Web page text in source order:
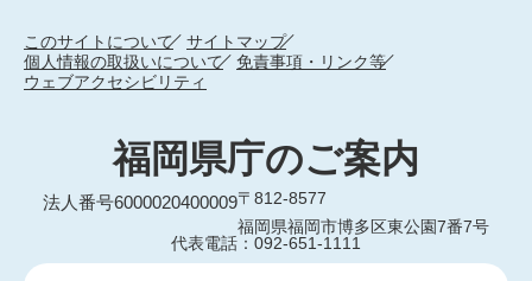
このサイトについて
サイトマップ
個人情報の取扱いについて
免責事項・リンク等
ウェブアクセシビリティ
福岡県庁のご案内
法人番号6000020400009〒812-8577
福岡県福岡市博多区東公園7番7号
代表電話：092-651-1111